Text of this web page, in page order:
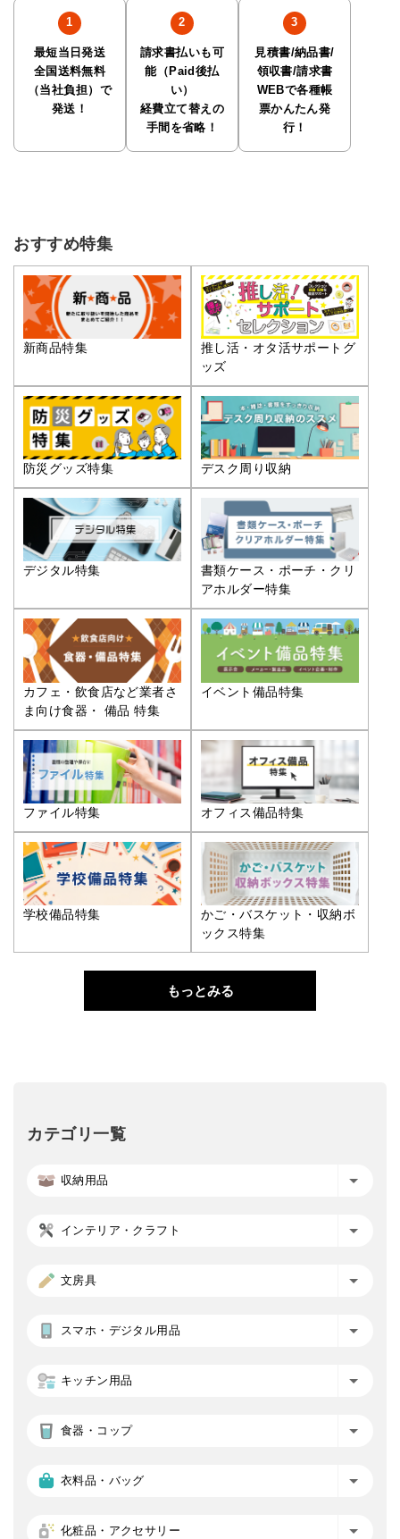
最短当日発送
全国送料無料
（当社負担）で
発送！
請求書払いも可
能（Paid後払
い）
経費立て替えの
手間を省略！
見積書/納品書/
領収書/請求書
WEBで各種帳
票かんたん発
行！
おすすめ特集
新商品特集
推し活・オタ活サポートグ
ッズ
防災グッズ特集 デスク周り収納
デジタル特集
書類ケース・ポーチ・クリ
アホルダー特集
カフェ・飲食店など業者さ
ま向け食器・ 備品 特集
イベント備品特集
ファイル特集 オフィス備品特集
学校備品特集
かご・バスケット・収納ボ
ックス特集
もっとみる
カテゴリ一覧
収納用品
インテリア・クラフト
文房具
スマホ・デジタル用品
キッチン用品
食器・コップ
衣料品・バッグ
化粧品・アクセサリー